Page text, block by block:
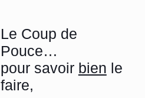
Le Coup de
Pouce…
pour savoir bien le
faire,